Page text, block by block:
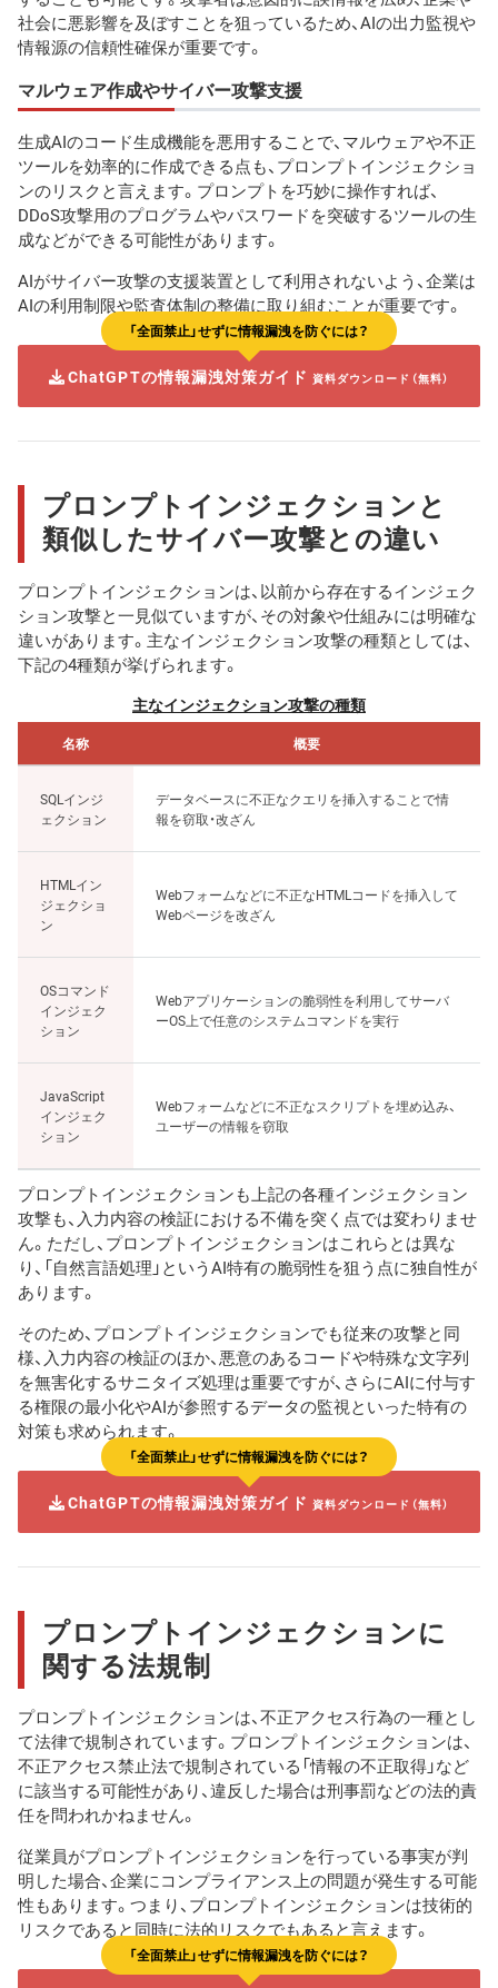
社会に悪影響を及ぼすことを狙っているため、AIの出力監視や
情報源の信頼性確保が重要です。
マルウェア作成やサイバー攻撃支援
生成AIのコード生成機能を悪用することで、マルウェアや不正
ツールを効率的に作成できる点も、プロンプトインジェクショ
ンのリスクと言えます。プロンプトを巧妙に操作すれば、
DDoS攻撃用のプログラムやパスワードを突破するツールの生
成などができる可能性があります。
AIがサイバー攻撃の支援装置として利用されないよう、企業は
AIの利用制限や監査体制の整備に取り組むことが重要です。
「全面禁止」せずに情報漏洩を防ぐには？
ChatGPTの情報漏洩対策ガイド資料ダウンロード（無料）
プロンプトインジェクションと
類似したサイバー攻撃との違い
プロンプトインジェクションは、以前から存在するインジェク
ション攻撃と一見似ていますが、その対象や仕組みには明確な
違いがあります。主なインジェクション攻撃の種類としては、
下記の4種類が挙げられます。
主なインジェクション攻撃の種類
名称 概要
SQLインジ
ェクション
データベースに不正なクエリを挿入することで情
報を窃取・改ざん
HTMLイン
ジェクショ
ン
Webフォームなどに不正なHTMLコードを挿入して
Webページを改ざん
OSコマンド
インジェク
ション
Webアプリケーションの脆弱性を利用してサーバ
ーOS上で任意のシステムコマンドを実行
JavaScript
インジェク
ション
Webフォームなどに不正なスクリプトを埋め込み、
ユーザーの情報を窃取
プロンプトインジェクションも上記の各種インジェクション
攻撃も、入力内容の検証における不備を突く点では変わりませ
ん。ただし、プロンプトインジェクションはこれらとは異な
り、「自然言語処理」というAI特有の脆弱性を狙う点に独自性が
あります。
そのため、プロンプトインジェクションでも従来の攻撃と同
様、入力内容の検証のほか、悪意のあるコードや特殊な文字列
を無害化するサニタイズ処理は重要ですが、さらにAIに付与す
る権限の最小化やAIが参照するデータの監視といった特有の
対策も求められます。
「全面禁止」せずに情報漏洩を防ぐには？
ChatGPTの情報漏洩対策ガイド資料ダウンロード（無料）
プロンプトインジェクションに
関する法規制
プロンプトインジェクションは、不正アクセス行為の一種とし
て法律で規制されています。プロンプトインジェクションは、
不正アクセス禁止法で規制されている「情報の不正取得」など
に該当する可能性があり、違反した場合は刑事罰などの法的責
任を問われかねません。
従業員がプロンプトインジェクションを行っている事実が判
明した場合、企業にコンプライアンス上の問題が発生する可能
性もあります。つまり、プロンプトインジェクションは技術的
リスクであると同時に法的リスクでもあると言えます。
「全面禁止」せずに情報漏洩を防ぐには？